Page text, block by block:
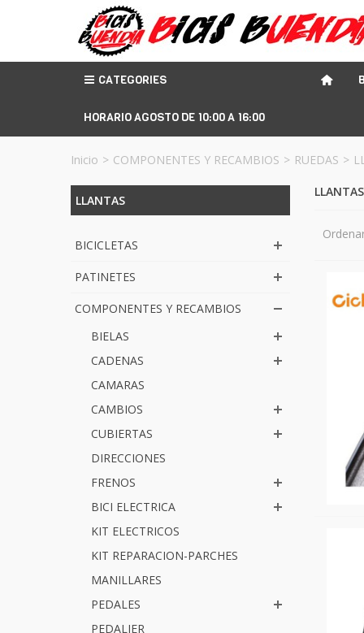
CATEGORIES
HORARIO AGOSTO DE 10:00 A 16:00
Inicio > COMPONENTES Y RECAMBIOS > RUEDAS >
LLANTAS
BICICLETAS
PATINETES
COMPONENTES Y RECAMBIOS
BIELAS
CADENAS
CAMARAS
CAMBIOS
CUBIERTAS
DIRECCIONES
FRENOS
BICI ELECTRICA
KIT ELECTRICOS
KIT REPARACION-PARCHES
MANILLARES
PEDALES
PEDALIER